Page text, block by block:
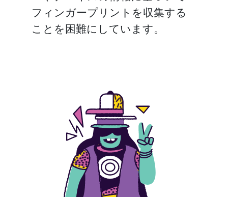
フィンガープリントを収集する
ことを困難にしています。